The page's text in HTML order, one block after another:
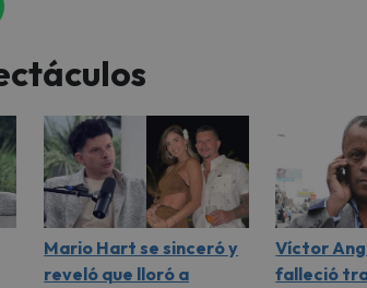
Mario Hart se sinceró y
reveló que lloró a
Víctor
falleció